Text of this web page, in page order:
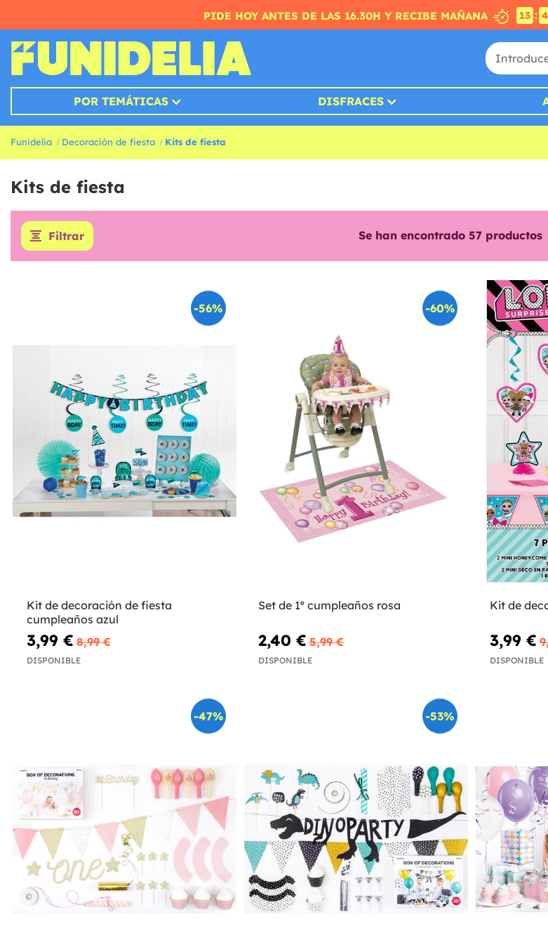
PIDE HOY ANTES DE LAS 16.30H Y RECIBE MAÑANA 13 :
POR TEMÁTICAS DISFRACES
Funidelia Decoración de fiesta Kits de fiesta
Kits de fiesta
Filtrar Se han encontrado 57 productos
-56%
Kit de decoración de fiesta
cumpleaños azul
3,99 € 8,99 €
DISPONIBLE
-60%
Set de 1º cumpleaños rosa
2,40 € 5,99 €
DISPONIBLE
Kit de
3,99 €
DISPONIBLE
-47% -53%